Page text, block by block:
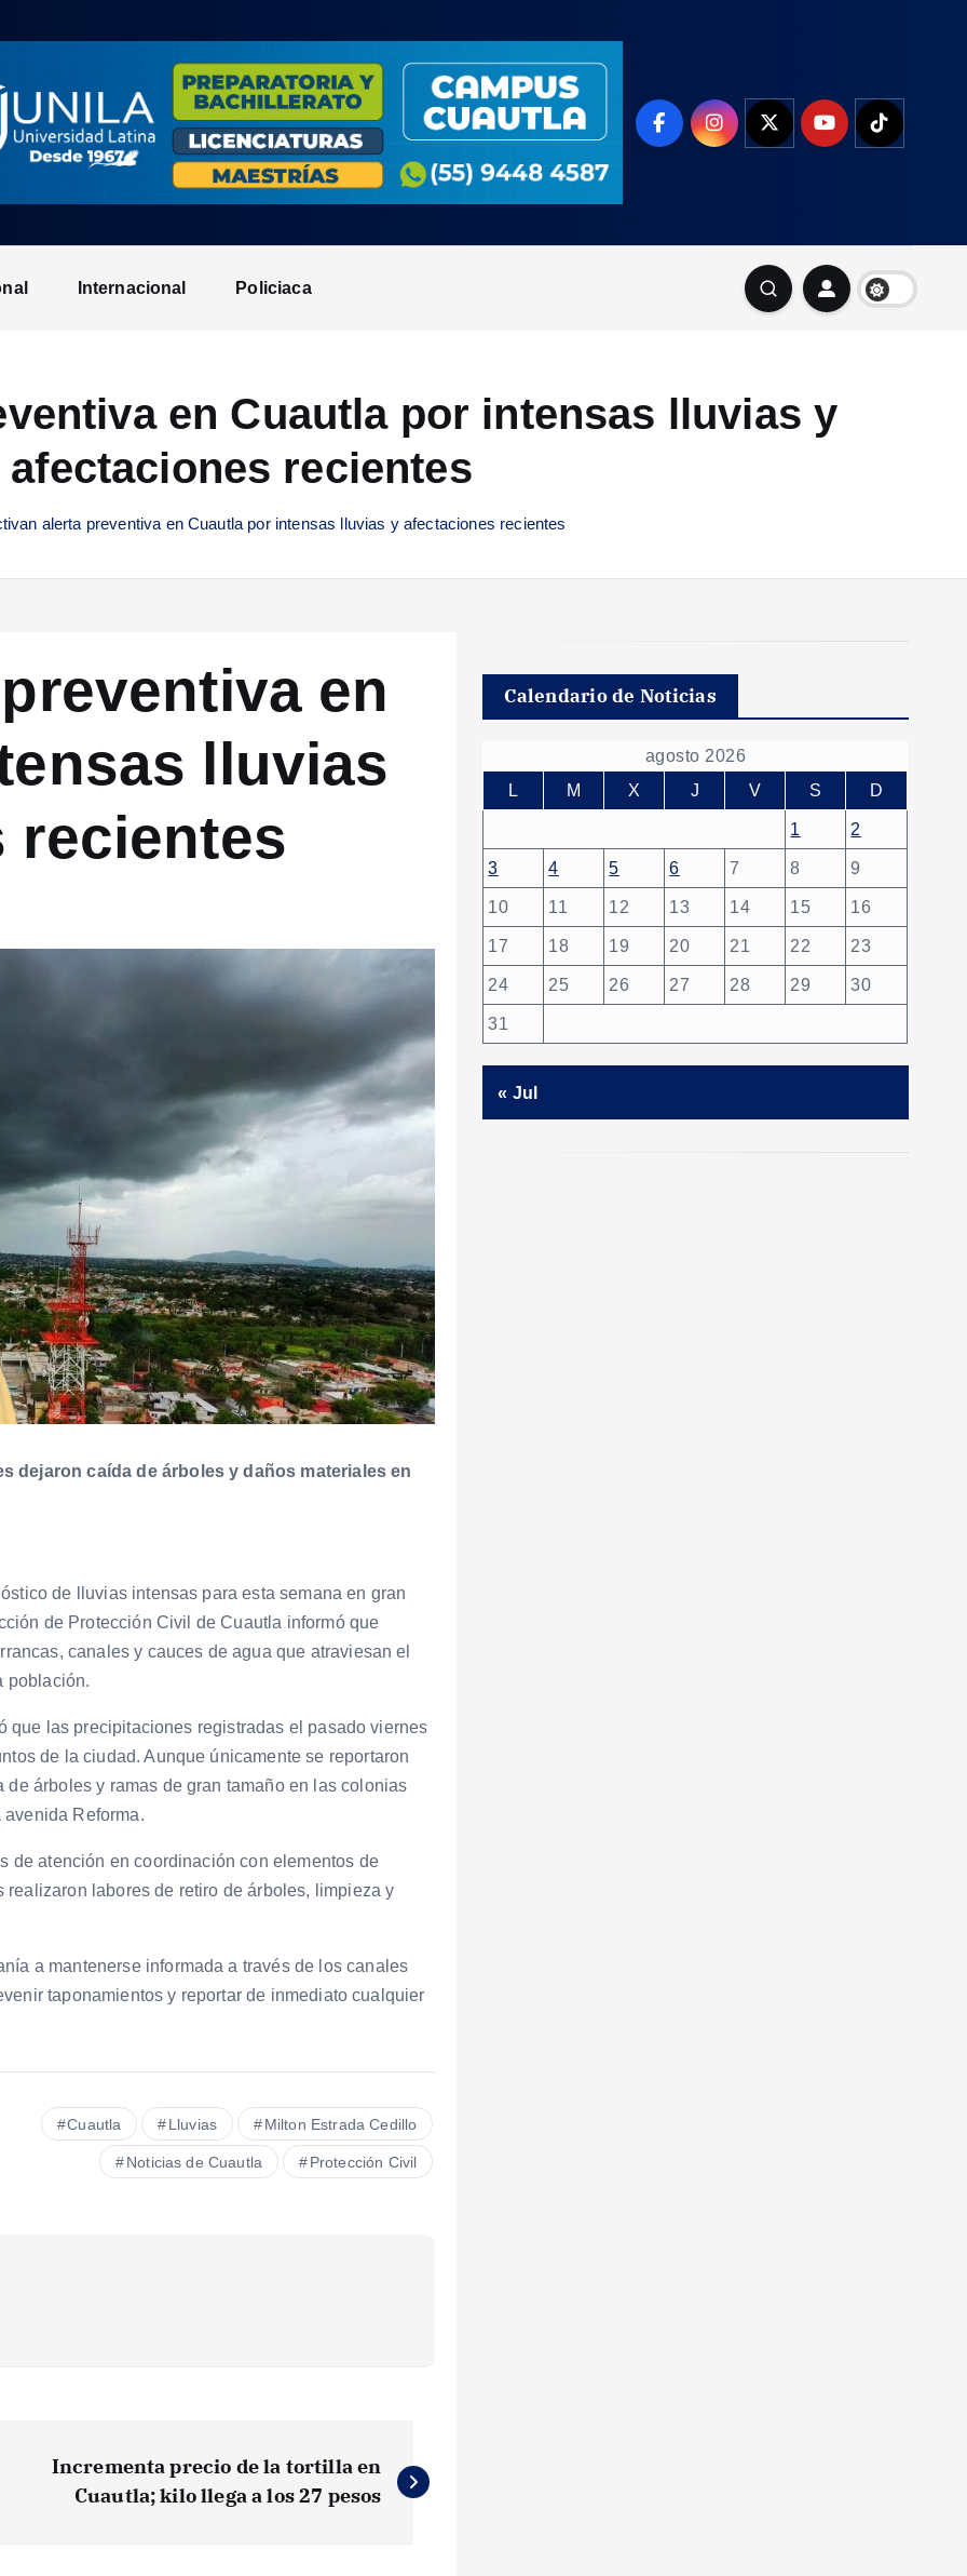
Internacional Policiaca
en Cuautla por intensas lluvias y
afectaciones recientes
alerta preventiva en Cuautla por intensas lluvias y afectaciones recientes
en
lluvias
recientes
dejaron caída de árboles y daños materiales en
de lluvias intensas para esta semana en gran
de Protección Civil de Cuautla informó que
canales y cauces de agua que atraviesan el
población.
que las precipitaciones registradas el pasado viernes
de la ciudad. Aunque únicamente se reportaron
árboles y ramas de gran tamaño en las colonias
Reforma.
de atención en coordinación con elementos de
labores de retiro de árboles, limpieza y
a mantenerse informada a través de los canales
taponamientos y reportar de inmediato cualquier
Cuautla Lluvias Milton Estrada Cedillo
Noticias de Cuautla Protección Civil
Incrementa precio de la tortilla en
Cuautla; kilo llega a los 27 pesos
Calendario de Noticias
agosto 2026
L
M X J V S D
1 2
3 4 5 6 7 8 9
10 11 12 13 14 15 16
17 18 19 20 21 22 23
24 25 26 27 28 29 30
31
« Jul